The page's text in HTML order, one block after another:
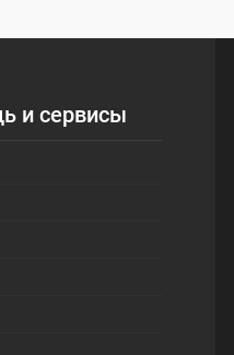
и сервисы